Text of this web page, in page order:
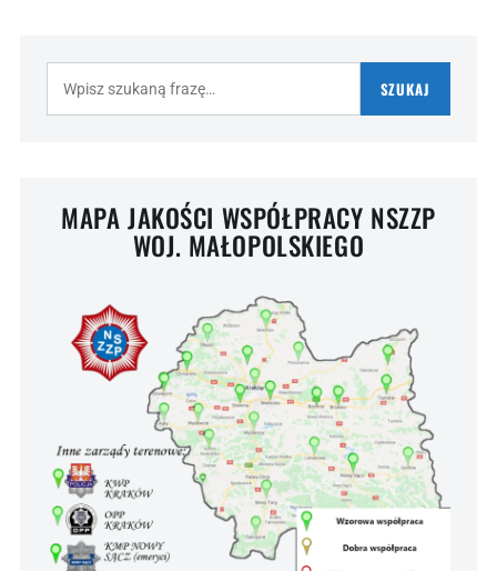
SZUKAJ
MAPA JAKOŚCI WSPÓŁPRACY NSZZP
WOJ. MAŁOPOLSKIEGO